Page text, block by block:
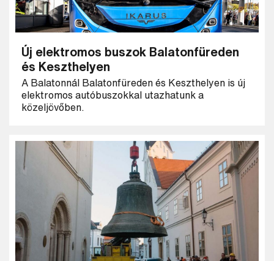
Új elektromos buszok Balatonfüreden
és Keszthelyen
A Balatonnál Balatonfüreden és Keszthelyen is új
elektromos autóbuszokkal utazhatunk a
közeljövőben.